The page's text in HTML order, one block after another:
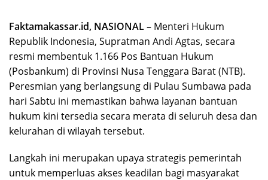
Faktamakassar.id, NASIONAL – Menteri Hukum
Republik Indonesia, Supratman Andi Agtas, secara
resmi membentuk 1.166 Pos Bantuan Hukum
(Posbankum) di Provinsi Nusa Tenggara Barat (NTB).
Peresmian yang berlangsung di Pulau Sumbawa pada
hari Sabtu ini memastikan bahwa layanan bantuan
hukum kini tersedia secara merata di seluruh desa dan
kelurahan di wilayah tersebut.
Langkah ini merupakan upaya strategis pemerintah
untuk memperluas akses keadilan bagi masyarakat